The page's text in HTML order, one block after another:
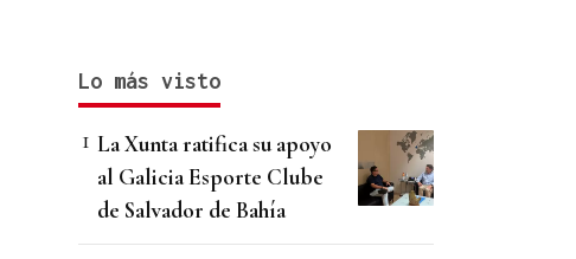
Lo más visto
La Xunta ratifica su apoyo
al Galicia Esporte Clube
de Salvador de Bahía